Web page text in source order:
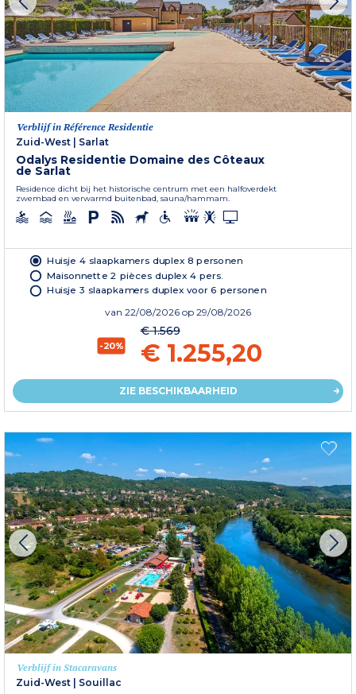
Verblijf in Référence Residentie
Zuid-West | Sarlat
Odalys Residentie Domaine des Côteaux
de Sarlat
Residence dicht bij het historische centrum met een halfoverdekt
zwembad en verwarmd buitenbad, sauna/hammam.
Huisje 4 slaapkamers duplex 8 personen
Maisonnette 2 pièces duplex 4 pers.
Huisje 3 slaapkamers duplex voor 6 personen
van 22/08/2026 op 29/08/2026
-20%
€ 1.569
€ 1.255,20
ZIE BESCHIKBAARHEID
Verblijf in Stacaravans
Zuid-West | Souillac